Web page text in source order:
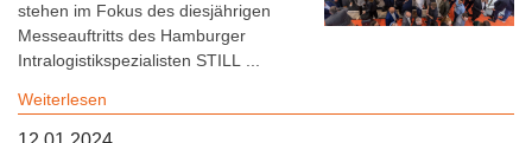
stehen im Fokus des diesjährigen
Messeauftritts des Hamburger
Intralogistikspezialisten STILL ...
Weiterlesen